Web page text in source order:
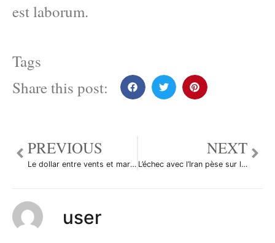
est laborum.
Tags
Share this post:
PREVIOUS
Le dollar entre vents et marée sur le Forex
NEXT
L’échec avec l’Iran pèse sur le dollar
user